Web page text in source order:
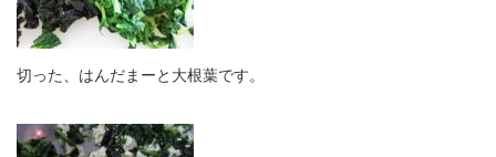
切った、はんだまーと大根葉です。